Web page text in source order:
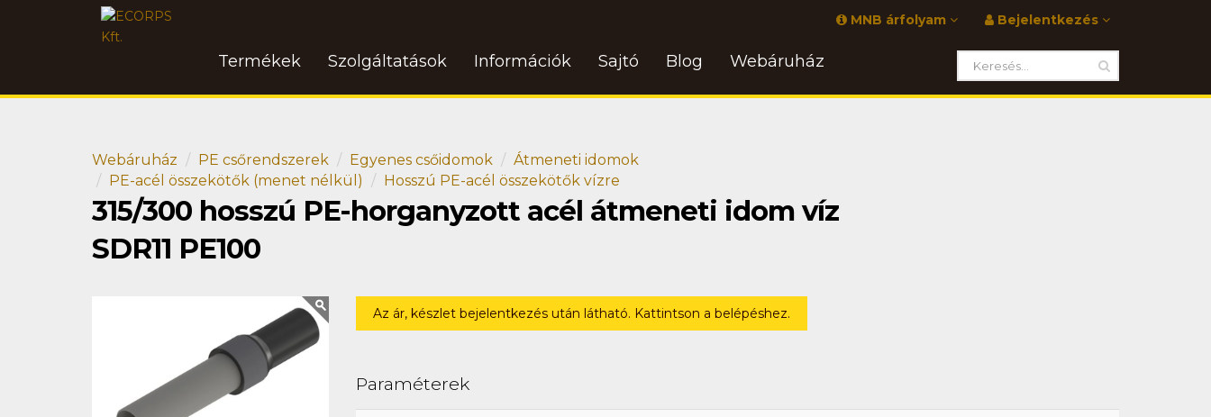
Bejelentkezés
MNB árfolyam
Termékek Szolgáltatások Információk Sajtó Blog Webáruház
Webáruház PE csőrendszerek Egyenes csőidomok
Átmeneti idomok
PE-acél összekötők (menet nélkül)
Hosszú PE-acél összekötők vízre
315/300 hosszú PE-horganyzott acél átmeneti idom víz
SDR11 PE100
Az ár, készlet bejelentkezés után látható. Kattintson a belépéshez.
Paraméterek